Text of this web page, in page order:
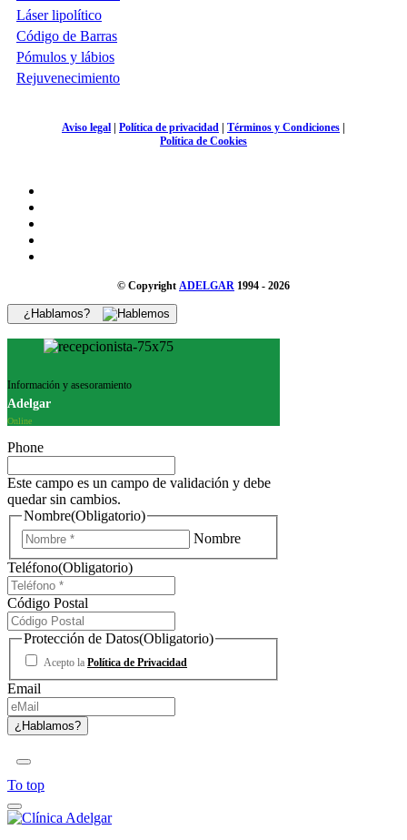
Láser lipolítico
Código de Barras
Pómulos y lábios
Rejuvenecimiento
Aviso legal Política de privacidad Términos y Condiciones
Política de Cookies
© Copyright ADELGAR 1994 - 2026
¿Hablamos?
Información y asesoramiento
Adelgar
Online
Phone
Este campo es un campo de validación y debe
quedar sin cambios.
Nombre(Obligatorio)
Nombre
Teléfono(Obligatorio)
Código Postal
Protección de Datos(Obligatorio)
Acepto la Política de Privacidad
Email
To top